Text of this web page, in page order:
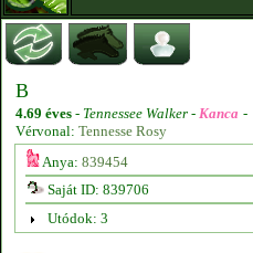
B
4.69 éves - Tennessee Walker - Kanca -
Vérvonal: Tennesse Rosy
Anya: 839454
Saját ID: 839706
Utódok: 3